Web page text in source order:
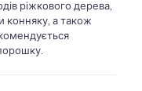
ріжкового дерева,
конняку, а також